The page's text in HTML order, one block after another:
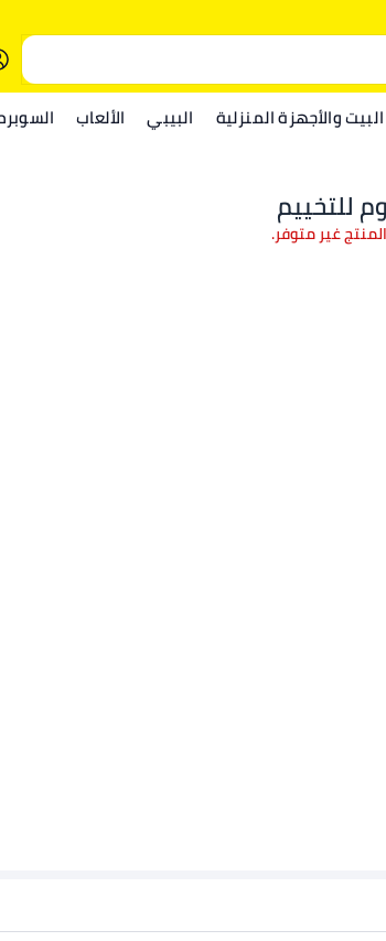
والأجهزة المنزلية البيبي الألعاب
للتخييم
غير متوفر.